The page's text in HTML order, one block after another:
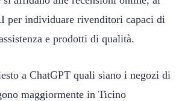
per individuare rivenditori capaci di
e prodotti di qualità.
a ChatGPT quali siano i negozi di
maggiormente in Ticino